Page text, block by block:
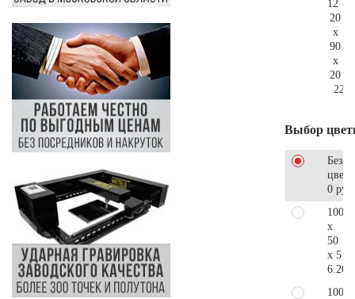
12
20
x
90
x
20
Выбор
Без
0 руб.
100
x
50
x 5
100